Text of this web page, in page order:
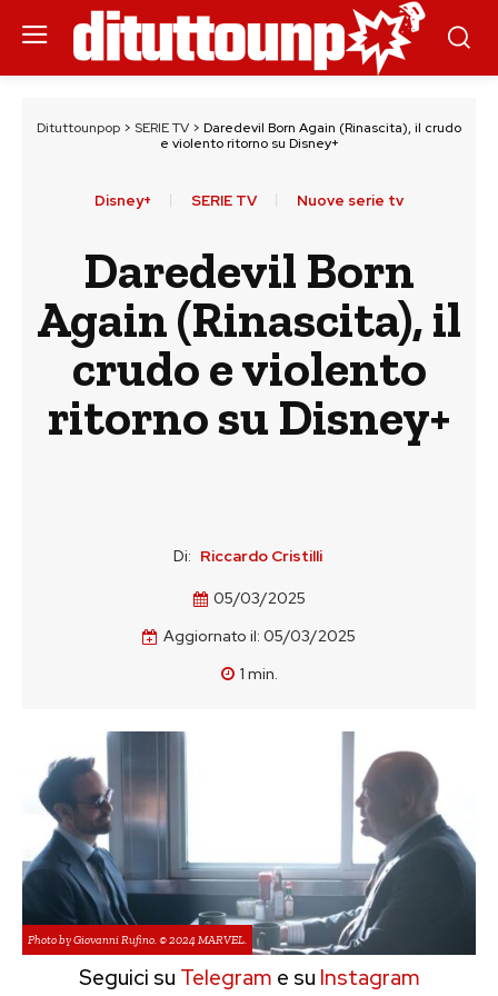
Dituttounpop > SERIE TV > Daredevil Born Again (Rinascita), il crudo
e violento ritorno su Disney+
Disney+ SERIE TV Nuove serie tv
Daredevil Born
Again (Rinascita), il
crudo e violento
ritorno su Disney+
Di: Riccardo Cristilli
05/03/2025
Aggiornato il: 05/03/2025
1 min.
Photo by Giovanni Rufino. © 2024 MARVEL.
Seguici su Telegram e su Instagram